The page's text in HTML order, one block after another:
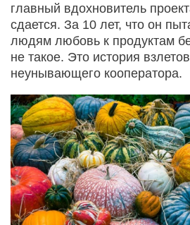
главный вдохновитель
сдается. За 10 лет, что он
людям любовь к продуктам
не такое. Это история
неунывающего кооператора.